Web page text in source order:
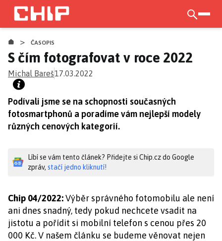
Přejít
hlavnímu
obsahu
> ČASOPIS
S čím fotografovat v roce 2022
Michal Bareš17.03.2022
Podívali jsme se na schopnosti současných
fotosmartphonů a poradíme vám nejlepší modely
různých cenových kategorií.
Líbí se vám tento článek? Přidejte si Chip.cz do Google
zpráv, stačí jedno kliknutí!
Chip 04/2022:Výběr správného fotomobilu ale není
ani dnes snadný, tedy pokud nechcete vsadit na
jistotu a pořídit si mobilní telefon s cenou přes 20
000 Kč. V našem článku se budeme věnovat nejen